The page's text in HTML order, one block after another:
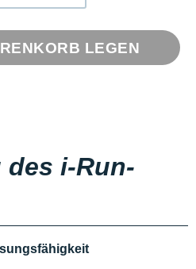
LEGEN
des i-Run-